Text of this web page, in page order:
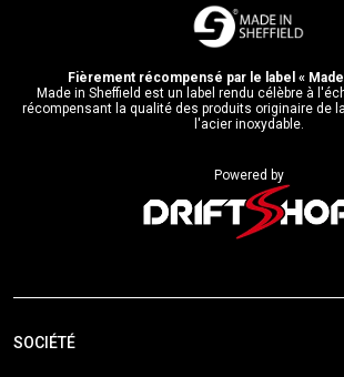
Fièrement récompensé par le label «
Made in Sheffield est un label rendu célèbre à
récompensant la qualité des produits originaire de
l'acier inoxydable.
Powered by
SOCIÉTÉ